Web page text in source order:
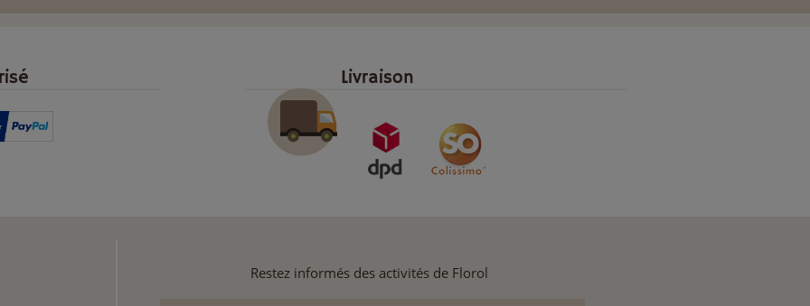
Livraison
Restez informés des activités de Florol